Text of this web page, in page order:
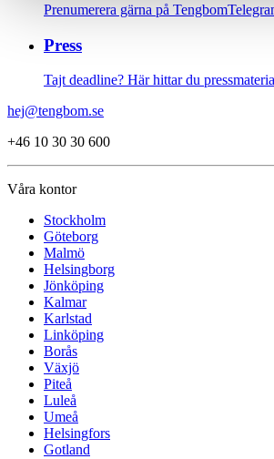
Prenumerera gärna på
Press
Tajt deadline? Här hittar du
hej@tengbom.se
+46 10 30 30 600
Våra kontor
Stockholm
Göteborg
Malmö
Helsingborg
Jönköping
Kalmar
Karlstad
Linköping
Borås
Växjö
Piteå
Luleå
Umeå
Helsingfors
Gotland